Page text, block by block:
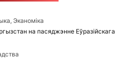
Эканоміка
на пасяджэнне Еўразійскага